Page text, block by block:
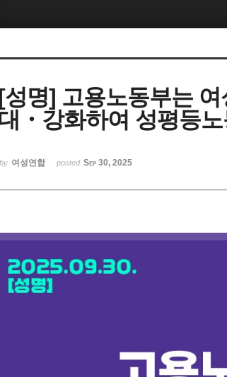
성명] 고용노동부는
・강화하여 성평등
by 여성연합 posted Sep 30, 2025